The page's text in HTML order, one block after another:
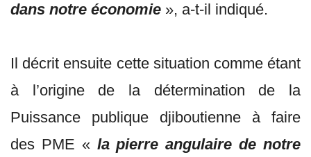
dans notre économie », a-t-il indiqué.
Il décrit ensuite cette situation comme étant
à l’origine de la détermination de la
Puissance publique djiboutienne à faire
des PME « la pierre angulaire de notre